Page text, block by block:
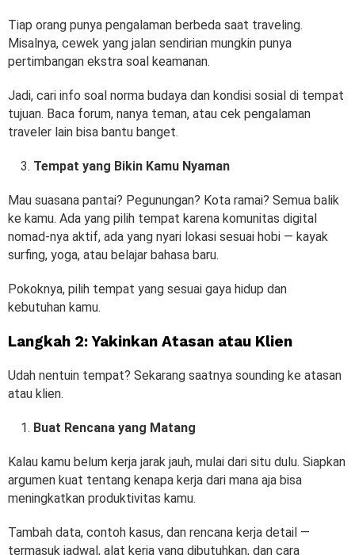
Tiap orang punya pengalaman berbeda saat traveling.
Misalnya, cewek yang jalan sendirian mungkin punya
pertimbangan ekstra soal keamanan.
Jadi, cari info soal norma budaya dan kondisi sosial di tempat
tujuan. Baca forum, nanya teman, atau cek pengalaman
traveler lain bisa bantu banget.
Tempat yang Bikin Kamu Nyaman
Mau suasana pantai? Pegunungan? Kota ramai? Semua balik
ke kamu. Ada yang pilih tempat karena komunitas digital
nomad-nya aktif, ada yang nyari lokasi sesuai hobi — kayak
surfing, yoga, atau belajar bahasa baru.
Pokoknya, pilih tempat yang sesuai gaya hidup dan
kebutuhan kamu.
Langkah 2: Yakinkan Atasan atau Klien
Udah nentuin tempat? Sekarang saatnya sounding ke atasan
atau klien.
Buat Rencana yang Matang
Kalau kamu belum kerja jarak jauh, mulai dari situ dulu. Siapkan
argumen kuat tentang kenapa kerja dari mana aja bisa
meningkatkan produktivitas kamu.
Tambah data, contoh kasus, dan rencana kerja detail —
termasuk jadwal, alat kerja yang dibutuhkan, dan cara